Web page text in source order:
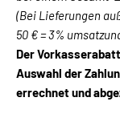
(Bei Lieferungen
50 € = 3%
Der
Auswahl der
errechnet und